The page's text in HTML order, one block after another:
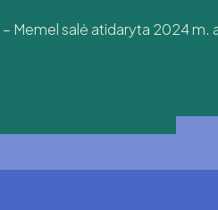
– Memel salė atidaryta 2024